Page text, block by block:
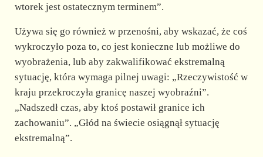
wtorek jest ostatecznym terminem”.
Używa się go również w przenośni, aby wskazać, że coś
wykroczyło poza to, co jest konieczne lub możliwe do
wyobrażenia, lub aby zakwalifikować ekstremalną
sytuację, która wymaga pilnej uwagi: „Rzeczywistość w
kraju przekroczyła granicę naszej wyobraźni”.
„Nadszedł czas, aby ktoś postawił granice ich
zachowaniu”. „Głód na świecie osiągnął sytuację
ekstremalną”.